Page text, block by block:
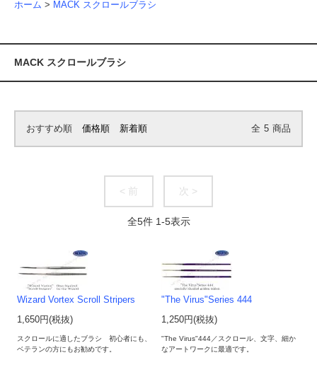
ホーム > MACK スクロールブラシ
MACK スクロールブラシ
おすすめ順 価格順 新着順 全 5 商品
< 前 次 >
全5件 1-5表示
Wizard Vortex Scroll Stripers
1,650円(税抜)
スクロールに適したブラシ 初心者にも、
ベテランの方にもお勧めです。
"The Virus"Series 444
1,250円(税抜)
"The Virus"444／スクロール、文字、細か
なアートワークに最適です。